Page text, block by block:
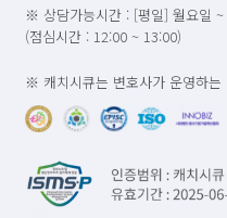
※ 상담가능시간 : [평일] 월요일
(점심시간 : 12:00 ~ 13:00)
※ 캐치시큐는 변호사가 운영하는